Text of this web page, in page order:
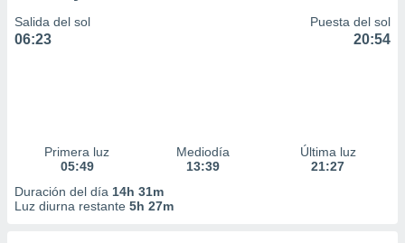
Salida del sol
06:23
Puesta del sol
20:54
Primera luz
05:49
Mediodía
13:39
Última luz
21:27
Duración del día 14h 31m
Luz diurna restante 5h 27m